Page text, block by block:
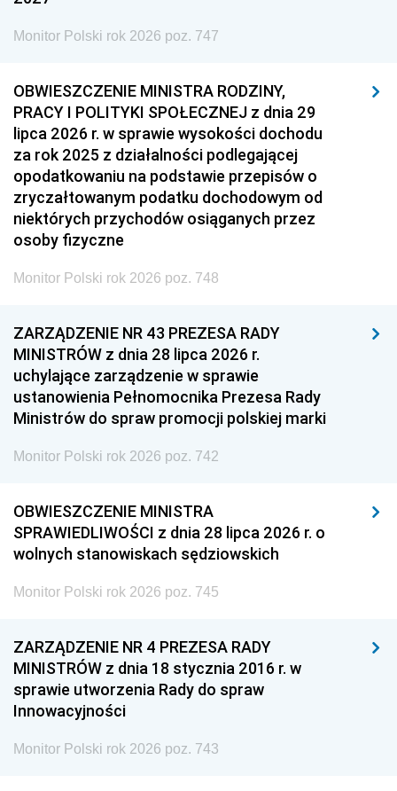
Monitor Polski rok 2026 poz. 747
OBWIESZCZENIE MINISTRA RODZINY,
PRACY I POLITYKI SPOŁECZNEJ z dnia 29
lipca 2026 r. w sprawie wysokości dochodu
za rok 2025 z działalności podlegającej
opodatkowaniu na podstawie przepisów o
zryczałtowanym podatku dochodowym od
niektórych przychodów osiąganych przez
osoby fizyczne
Monitor Polski rok 2026 poz. 748
ZARZĄDZENIE NR 43 PREZESA RADY
MINISTRÓW z dnia 28 lipca 2026 r.
uchylające zarządzenie w sprawie
ustanowienia Pełnomocnika Prezesa Rady
Ministrów do spraw promocji polskiej marki
Monitor Polski rok 2026 poz. 742
OBWIESZCZENIE MINISTRA
SPRAWIEDLIWOŚCI z dnia 28 lipca 2026 r. o
wolnych stanowiskach sędziowskich
Monitor Polski rok 2026 poz. 745
ZARZĄDZENIE NR 4 PREZESA RADY
MINISTRÓW z dnia 18 stycznia 2016 r. w
sprawie utworzenia Rady do spraw
Innowacyjności
Monitor Polski rok 2026 poz. 743